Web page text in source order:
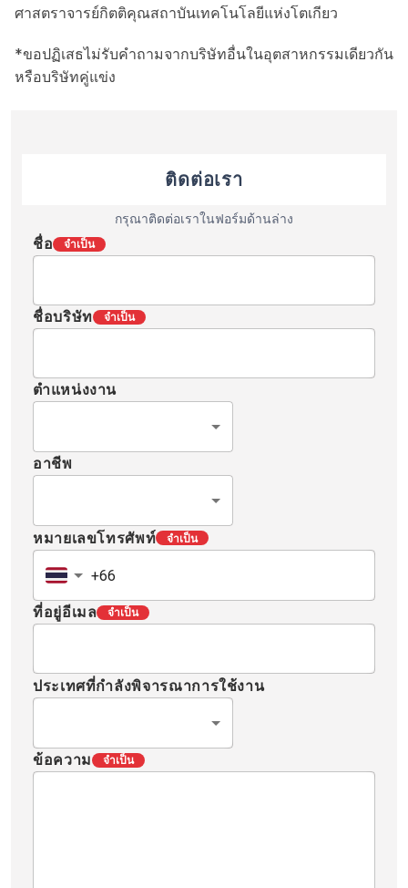
ศาสตราจารย์กิตติคุณสถาบันเทคโนโลยีแห่งโตเกียว
*ขอปฏิเสธไม่รับคำถามจากบริษัทอื่นในอุตสาหกรรมเดียวกัน
หรือบริษัทคู่แข่ง
ติดต่อเรา
กรุณาติดต่อเราในฟอร์มด้านล่าง
ชื่อ จำเป็น
ชื่อบริษัท จำเป็น
ตำแหน่งงาน
อาชีพ
หมายเลขโทรศัพท์ จำเป็น
ที่อยู่อีเมล จำเป็น
ประเทศที่กำลังพิจารณาการใช้งาน
ข้อความ จำเป็น